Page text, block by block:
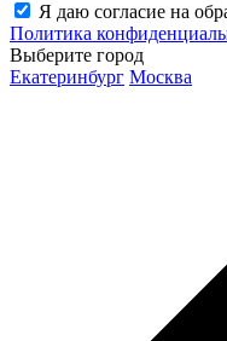
Я даю согласие на
Политика
Выберите город
Екатеринбург Москва